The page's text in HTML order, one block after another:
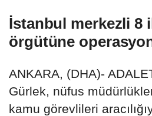
İstanbul merkezli 8
örgütüne
ANKARA, (DHA)-
Gürlek, nüfus
kamu görevlileri